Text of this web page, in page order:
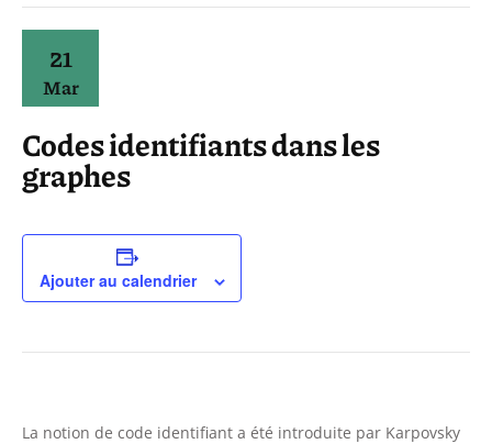
21
Mar
Codes identifiants dans les
graphes
Ajouter au calendrier
La notion de code identifiant a été introduite par Karpovsky